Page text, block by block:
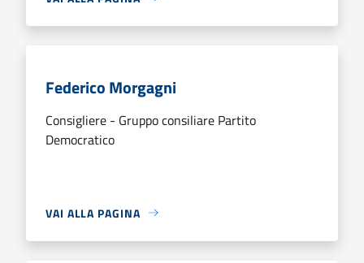
Federico Morgagni
Consigliere - Gruppo consiliare Partito
Democratico
VAI ALLA PAGINA